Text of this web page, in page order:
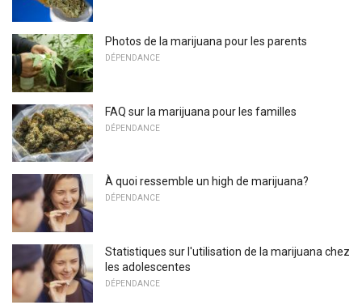
Photos de la marijuana pour les parents
DÉPENDANCE
FAQ sur la marijuana pour les familles
DÉPENDANCE
À quoi ressemble un high de marijuana?
DÉPENDANCE
Statistiques sur l'utilisation de la marijuana chez
les adolescentes
DÉPENDANCE